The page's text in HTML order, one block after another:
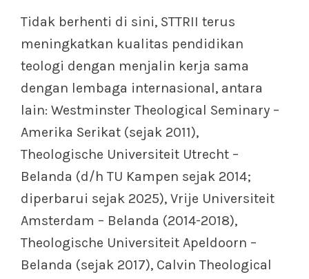
Tidak berhenti di sini, STTRII terus
meningkatkan kualitas pendidikan
teologi dengan menjalin kerja sama
dengan lembaga internasional, antara
lain: Westminster Theological Seminary –
Amerika Serikat (sejak 2011),
Theologische Universiteit Utrecht –
Belanda (d/h TU Kampen sejak 2014;
diperbarui sejak 2025), Vrije Universiteit
Amsterdam – Belanda (2014-2018),
Theologische Universiteit Apeldoorn –
Belanda (sejak 2017), Calvin Theological